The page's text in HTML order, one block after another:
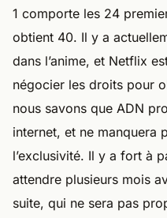
1 comporte les 24
obtient 40. Il y a
dans l’anime, et Netflix
négocier les droits pour
nous savons que ADN
internet, et ne manquera
l’exclusivité. Il y a fort à
attendre plusieurs mois
suite, qui ne sera pas